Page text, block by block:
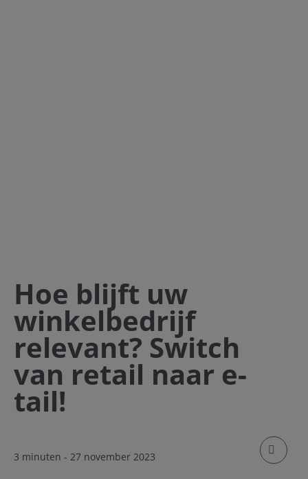
Hoe blijft uw
winkelbedrijf
relevant? Switch
van retail naar e-
tail!
3 minuten - 27 november 2023
klik om